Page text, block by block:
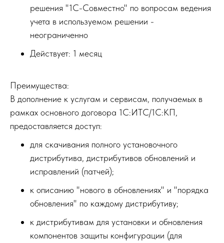
решения "1С-Совместно" по вопросам ведения
учета в используемом решении -
неограниченно
Действует: 1 месяц
Преимущества:
В дополнение к услугам и сервисам, получаемых в
рамках основного договора 1С:ИТС/1С:КП,
предоставляется доступ:
для скачивания полного установочного
дистрибутива, дистрибутивов обновлений и
исправлений (патчей);
к описанию "нового в обновлениях" и "порядка
обновления" по каждому дистрибутиву;
к дистрибутивам для установки и обновления
компонентов защиты конфигурации (для